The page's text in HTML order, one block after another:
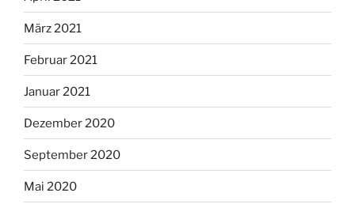
März 2021
Februar 2021
Januar 2021
Dezember 2020
September 2020
Mai 2020